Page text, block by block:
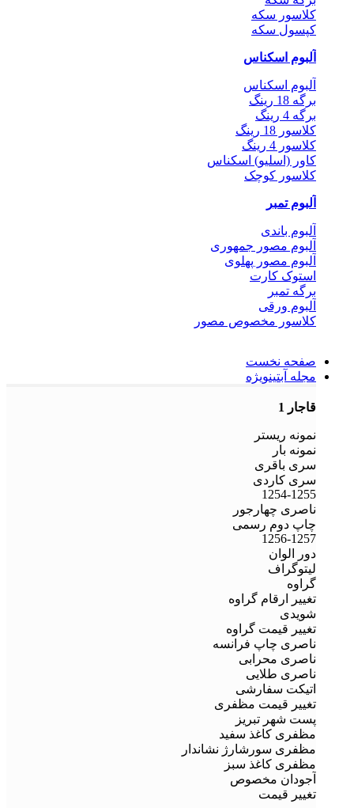
کلاسور سکه
کپسول سکه
آلبوم اسکناس
آلبوم اسکناس
برگه 18 رینگ
برگه 4 رینگ
کلاسور 18 رینگ
کلاسور 4 رینگ
کاور (اسلیو) اسکناس
کلاسور کوچک
آلبوم تمبر
آلبوم باندی
آلبوم مصور جمهوری
آلبوم مصور پهلوی
استوک کارت
برگه تمبر
آلبوم ورقی
کلاسور مخصوص مصور
صفحه نخست
مجله آبتینویژه
قاجار 1
نمونه ریستر
نمونه بار
سری باقری
سری کاردی
1254-1255
ناصری چهارجور
چاپ دوم رسمی
1256-1257
دور الوان
لیتوگراف
گراوه
تغییر ارقام گراوه
شویدی
تغییر قیمت گراوه
ناصری چاپ فرانسه
ناصری محرابی
ناصری طلایی
اتیکت سفارشی
تغییر قیمت مظفری
پست شهر تبریز
مظفری کاغذ سفید
مظفری سورشارژ نشاندار
مظفری کاغذ سبز
آجودان مخصوص
تغییر قیمت